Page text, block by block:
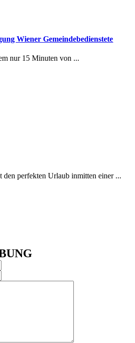
Wiener Gemeindebedienstete
nur 15 Minuten von ...
den perfekten Urlaub inmitten einer ...